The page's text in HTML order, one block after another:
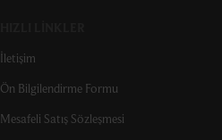
İletişim
Ön Bilgilendirme Formu
Mesafeli Satış Sözleşmesi